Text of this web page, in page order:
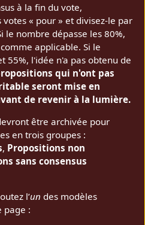
à la fin du vote,
« pour » et divisez-le par
le nombre dépasse les 80%,
applicable. Si le
55%, l'idée n'a pas obtenu de
qui n'ont pas
seront mise en
de revenir à la lumière.
être archivée pour
en trois groupes :
, Propositions non
sans consensus
l’un des modèles
page :